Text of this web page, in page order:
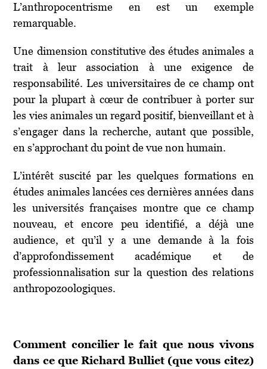
L’anthropocentrisme en est un exemple
remarquable.
Une dimension constitutive des études animales a
trait à leur association à une exigence de
responsabilité. Les universitaires de ce champ ont
pour la plupart à cœur de contribuer à porter sur
les vies animales un regard positif, bienveillant et à
s’engager dans la recherche, autant que possible,
en s’approchant du point de vue non humain.
L’intérêt suscité par les quelques formations en
études animales lancées ces dernières années dans
les universités françaises montre que ce champ
nouveau, et encore peu identifié, a déjà une
audience, et qu’il y a une demande à la fois
d’approfondissement académique et de
professionnalisation sur la question des relations
anthropozoologiques.
Comment concilier le fait que nous vivons
dans ce que Richard Bulliet (que vous citez)